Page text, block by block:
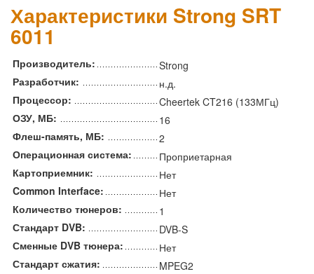
Характеристики Strong SRT
6011
Производитель:
Strong
Разработчик:
н.д.
Процессор:
Cheertek CT216 (133МГц)
ОЗУ, МБ:
16
Флеш-память, МБ:
2
Операционная система:
Проприетарная
Картоприемник:
Нет
Common Interface:
Нет
Количество тюнеров:
1
Стандарт DVB:
DVB-S
Сменные DVB тюнера:
Нет
Стандарт сжатия:
MPEG2